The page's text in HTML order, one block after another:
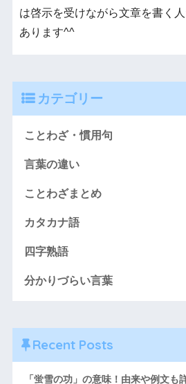
は啓示を受けながら文章を書く
あります^^
カテゴリー
ことわざ・慣用句
言葉の違い
ことわざまとめ
カタカナ語
四字熟語
分かりづらい言葉
Recent Posts
「蛍雪の功」の意味！由来や例文も